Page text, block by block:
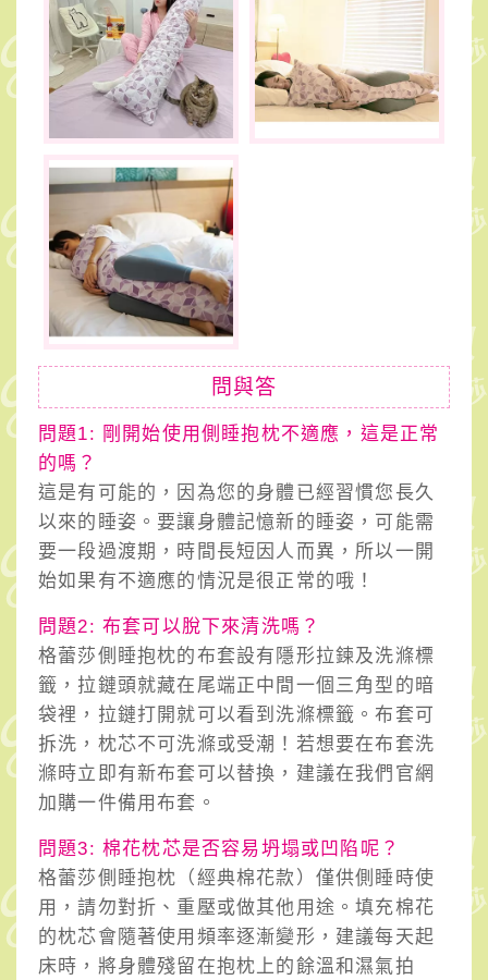
問與答
問題1: 剛開始使用側睡抱枕不適應，這是正常
的嗎？
這是有可能的，因為您的身體已經習慣您長久
以來的睡姿。要讓身體記憶新的睡姿，可能需
要一段過渡期，時間長短因人而異，所以一開
始如果有不適應的情況是很正常的哦！
問題2: 布套可以脫下來清洗嗎？
格蕾莎側睡抱枕的布套設有隱形拉鍊及洗滌標
籤，拉鏈頭就藏在尾端正中間一個三角型的暗
袋裡，拉鏈打開就可以看到洗滌標籤。布套可
拆洗，枕芯不可洗滌或受潮！若想要在布套洗
滌時立即有新布套可以替換，建議在我們官網
加購一件備用布套。
問題3: 棉花枕芯是否容易坍塌或凹陷呢？
格蕾莎側睡抱枕（經典棉花款）僅供側睡時使
用，請勿對折、重壓或做其他用途。填充棉花
的枕芯會隨著使用頻率逐漸變形，建議每天起
床時，將身體殘留在抱枕上的餘溫和濕氣拍